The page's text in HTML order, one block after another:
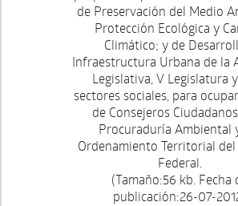
de Preservación del Medio
Protección Ecológica y
Climático; y de
Infraestructura Urbana de la
Legislativa, V Legislatura
sectores sociales, para
de Consejeros
Procuraduría Ambiental
Ordenamiento Territorial
Federal.
(Tamaño:56 kb. Fecha
publicación:26-07-